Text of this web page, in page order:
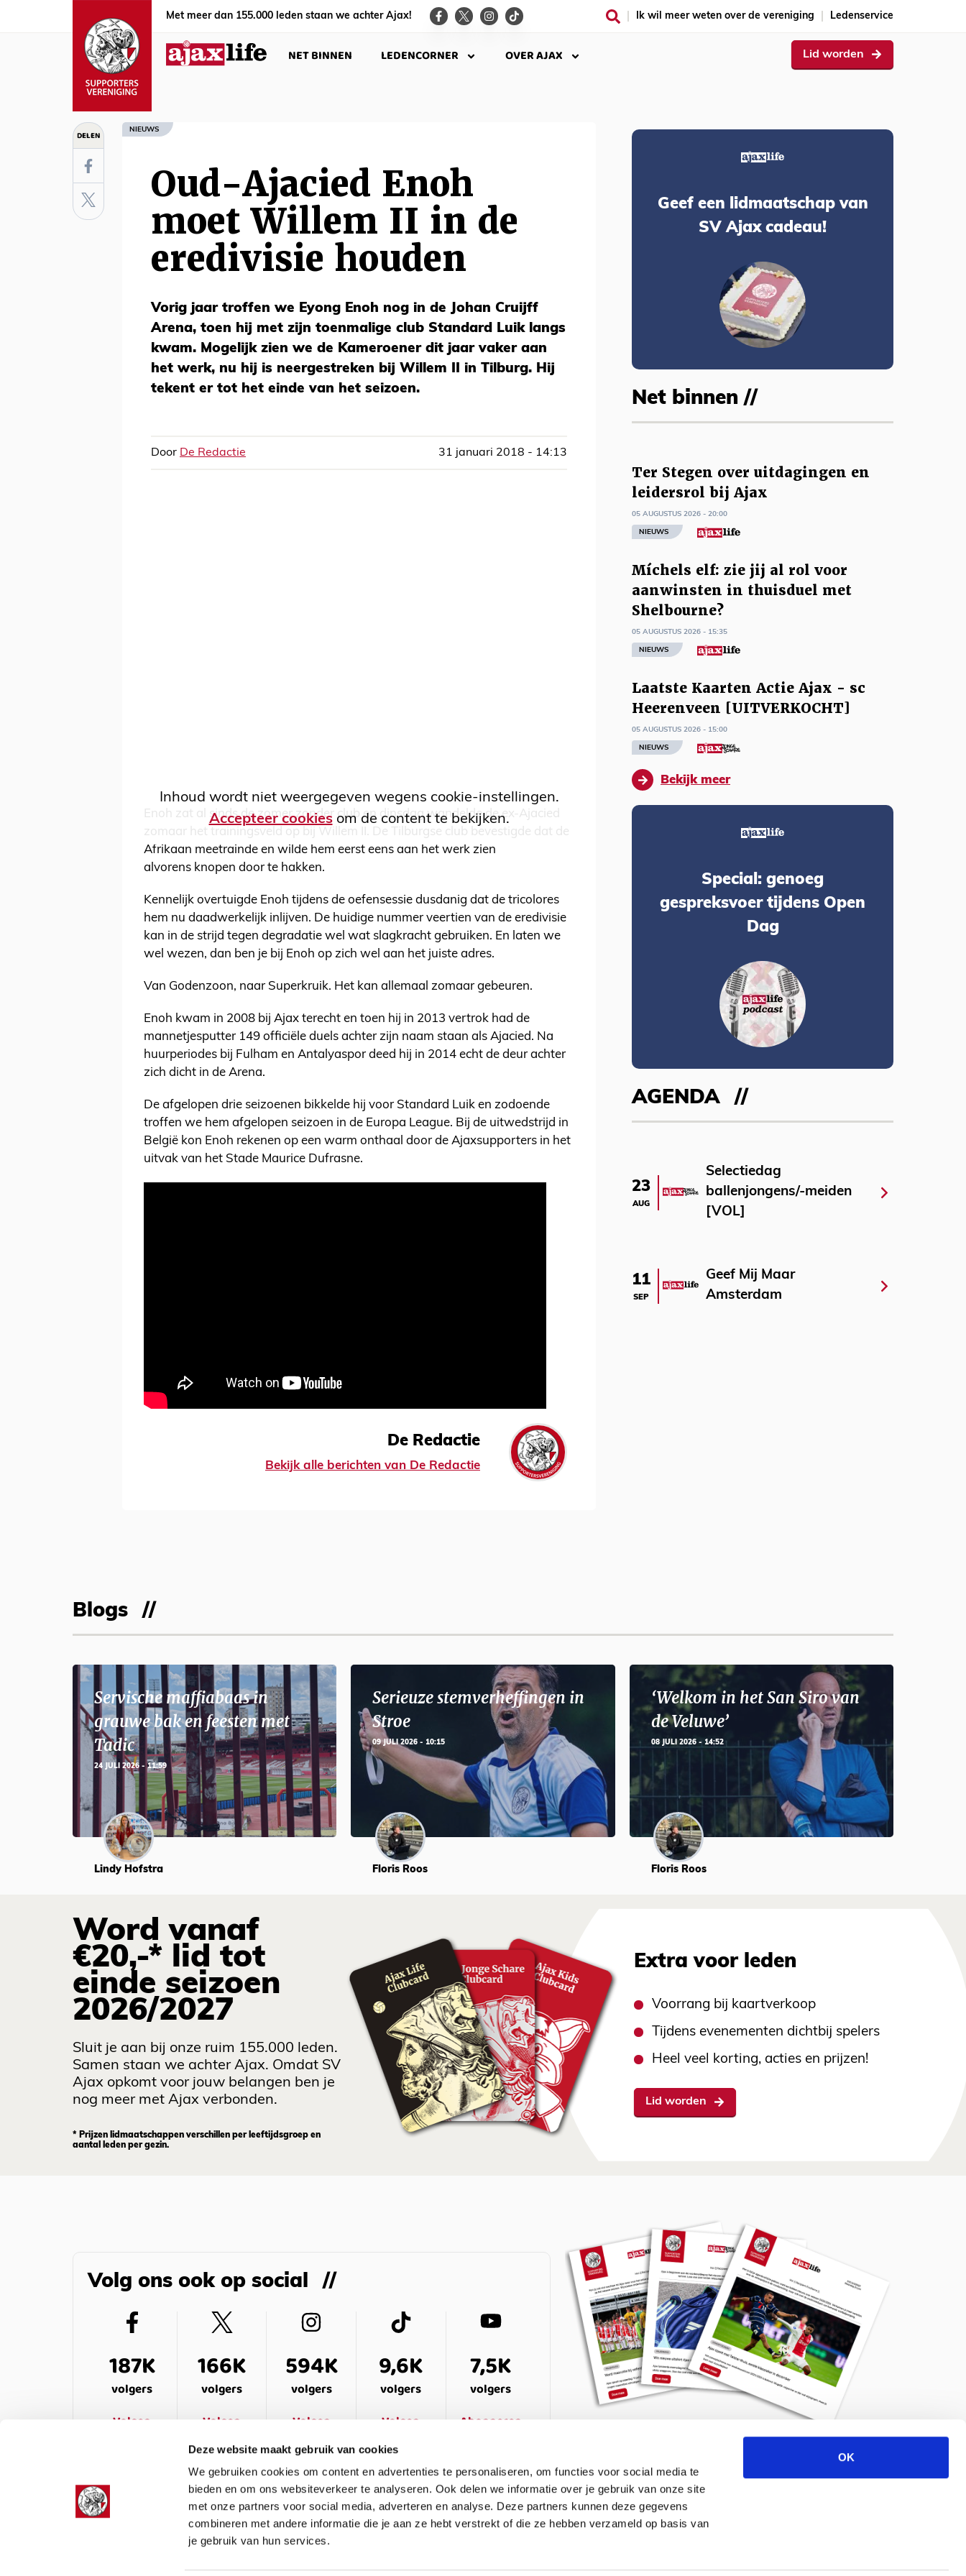
Deze website maakt gebruik van cookies
We gebruiken cookies om content en advertenties te personaliseren, om functies voor social media te
bieden en om ons websiteverkeer te analyseren. Ook delen we informatie over je gebruik van onze site
met onze partners voor social media, adverteren en analyse. Deze partners kunnen deze gegevens
combineren met andere informatie die je aan ze hebt verstrekt of die ze hebben verzameld op basis van
je gebruik van hun services.
OK
Met meer dan 155.000 leden staan we achter Ajax! Ik wil meer weten over de vereniging Ledenservice
NET BINNEN LEDENCORNER OVER AJAX Lid worden
DELEN NIEUWS
Oud-Ajacied Enoh
moet Willem II in de
eredivisie houden
Vorig jaar troffen we Eyong Enoh nog in de Johan Cruijff
Arena, toen hij met zijn toenmalige club Standard Luik langs
kwam. Mogelijk zien we de Kameroener dit jaar vaker aan
het werk, nu hij is neergestreken bij Willem II in Tilburg. Hij
tekent er tot het einde van het seizoen.
Door De Redactie 31 januari 2018 - 14:13
Inhoud wordt niet weergegeven wegens cookie-instellingen.
Accepteer cookiesom de content te bekijken.
Enoh zat al sinds de zomer zonder club en dinsdag wandelde de ex-Ajacied
zomaar het trainingsveld op bij Willem II. De Tilburgse club bevestigde dat de
Afrikaan meetrainde en wilde hem eerst eens aan het werk zien
alvorens knopen door te hakken.
Kennelijk overtuigde Enoh tijdens de oefensessie dusdanig dat de tricolores
hem nu daadwerkelijk inlijven. De huidige nummer veertien van de eredivisie
kan in de strijd tegen degradatie wel wat slagkracht gebruiken. En laten we
wel wezen, dan ben je bij Enoh op zich wel aan het juiste adres.
Van Godenzoon, naar Superkruik. Het kan allemaal zomaar gebeuren.
Enoh kwam in 2008 bij Ajax terecht en toen hij in 2013 vertrok had de
mannetjesputter 149 officiële duels achter zijn naam staan als Ajacied. Na
huurperiodes bij Fulham en Antalyaspor deed hij in 2014 echt de deur achter
zich dicht in de Arena.
De afgelopen drie seizoenen bikkelde hij voor Standard Luik en zodoende
troffen we hem afgelopen seizoen in de Europa League. Bij de uitwedstrijd in
België kon Enoh rekenen op een warm onthaal door de Ajaxsupporters in het
uitvak van het Stade Maurice Dufrasne.
De Redactie
Bekijk alle berichten van De Redactie
Geef een lidmaatschap van
SV Ajax cadeau!
Net binnen //
Ter Stegen over uitdagingen en
leidersrol bij Ajax
05 AUGUSTUS 2026 - 20:00
NIEUWS
Míchels elf: zie jij al rol voor
aanwinsten in thuisduel met
Shelbourne?
05 AUGUSTUS 2026 - 15:35
NIEUWS
Laatste Kaarten Actie Ajax - sc
Heerenveen [UITVERKOCHT]
05 AUGUSTUS 2026 - 15:00
NIEUWS
Bekijk meer
Special: genoeg
gespreksvoer tijdens Open
Dag
AGENDA
23
AUG
Selectiedag
ballenjongens/-meiden
[VOL]
11
SEP
Geef Mij Maar
Amsterdam
Blogs
Servische maffiabaas in
grauwe bak en feesten met
Tadic
24 JULI 2026 - 11:59
Lindy Hofstra
Serieuze stemverheffingen in
Stroe
09 JULI 2026 - 10:15
Floris Roos
‘Welkom in het San Siro van
de Veluwe’
08 JULI 2026 - 14:52
Floris Roos
Word vanaf
€20,-* lid tot
einde seizoen
2026/2027
Sluit je aan bij onze ruim 155.000 leden.
Samen staan we achter Ajax. Omdat SV
Ajax opkomt voor jouw belangen ben je
nog meer met Ajax verbonden.
* Prijzen lidmaatschappen verschillen per leeftijdsgroep en
aantal leden per gezin.
Extra voor leden
Voorrang bij kaartverkoop
Tijdens evenementen dichtbij spelers
Heel veel korting, acties en prijzen!
Lid worden
Volg ons ook op social
187K
volgers
Volgen
166K
volgers
Volgen
594K
volgers
Volgen
9,6K
volgers
Volgen
7,5K
volgers
Abonneren
Meld je aan voor de nieuwsbrief
OVER ONS VEELGESTELDE VRAGEN